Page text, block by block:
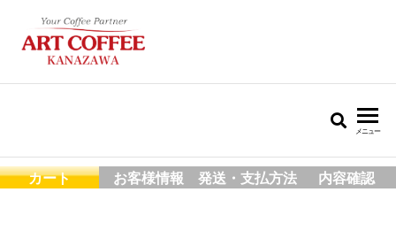
k-artcoffee.co.jp
メニュー
カート お客様情報 発送・支払方法 内容確認